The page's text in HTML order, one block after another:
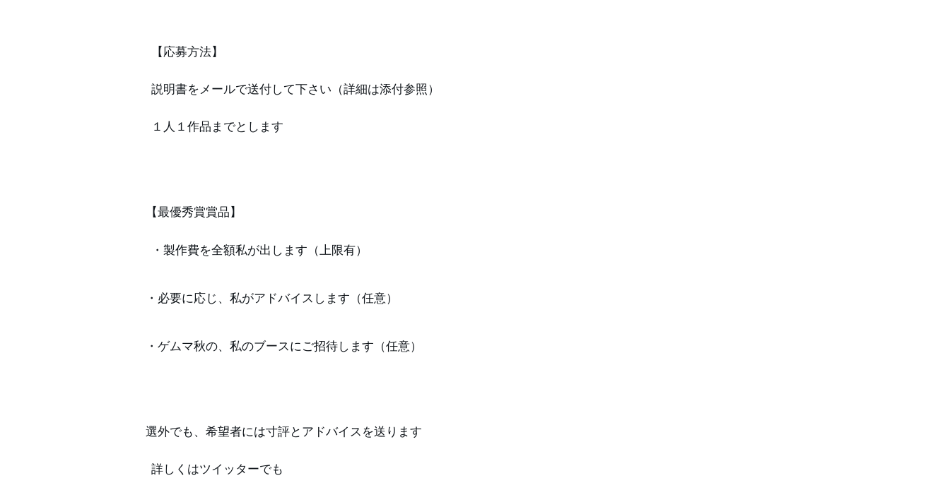
【応募方法】
説明書をメールで送付して下さい（詳細は添付参照）
１人１作品までとします
【最優秀賞賞品】
・製作費を全額私が出します（上限有）
・必要に応じ、私がアドバイスします（任意）
・ゲムマ秋の、私のブースにご招待します（任意）
選外でも、希望者には寸評とアドバイスを送ります
詳しくはツイッターでも